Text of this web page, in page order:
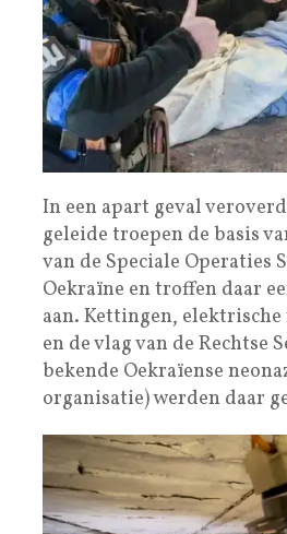
In een apart geval
geleide troepen de basis
van de Speciale Operaties
Oekraïne en troffen daar
aan. Kettingen,
en de vlag van de Rechtse
bekende Oekraïense
organisatie) werden daar